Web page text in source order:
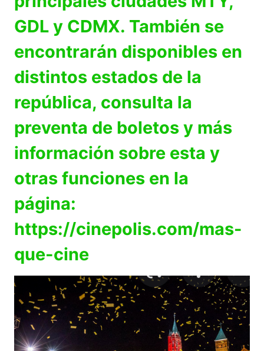
GDL y CDMX. También se
encontrarán disponibles en
distintos estados de la
república, consulta la
preventa de boletos y más
información sobre esta y
otras funciones en la
página:
https://cinepolis.com/mas-
que-cine